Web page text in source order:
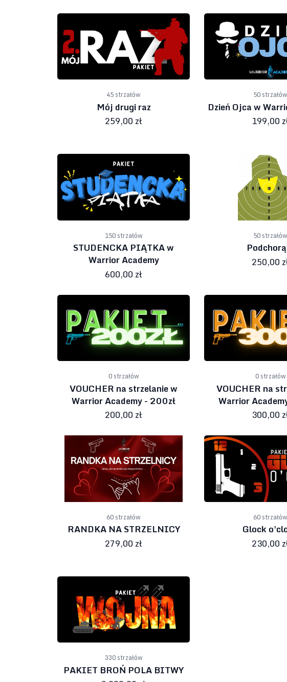
45 strzałów
Mój drugi raz
259,00 zł
50 strzałów
Dzień Ojca w
199,00
150 strzałów
STUDENCKA PIĄTKA w
Warrior Academy
600,00 zł
50 strzałów
250,00
0 strzałów
VOUCHER na strzelanie w
Warrior Academy - 200zł
200,00 zł
0 strzałów
VOUCHER na
Warrior
300,00
60 strzałów
RANDKA NA STRZELNICY
279,00 zł
60 strzałów
Glock
230,00
330 strzałów
PAKIET BROŃ POLA BITWY